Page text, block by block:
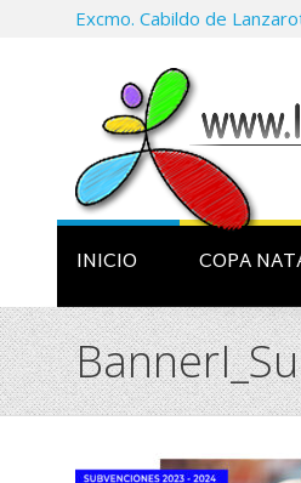
Excmo. Cabildo de
INICIO COPA